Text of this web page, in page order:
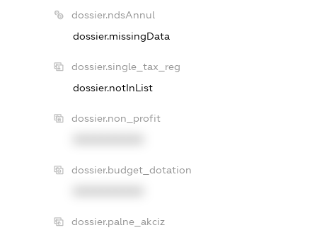
dossier.ndsAnnul
dossier.missingData
dossier.single_tax_reg
dossier.notInList
dossier.non_profit
dossier.budget_dotation
dossier.palne_akciz